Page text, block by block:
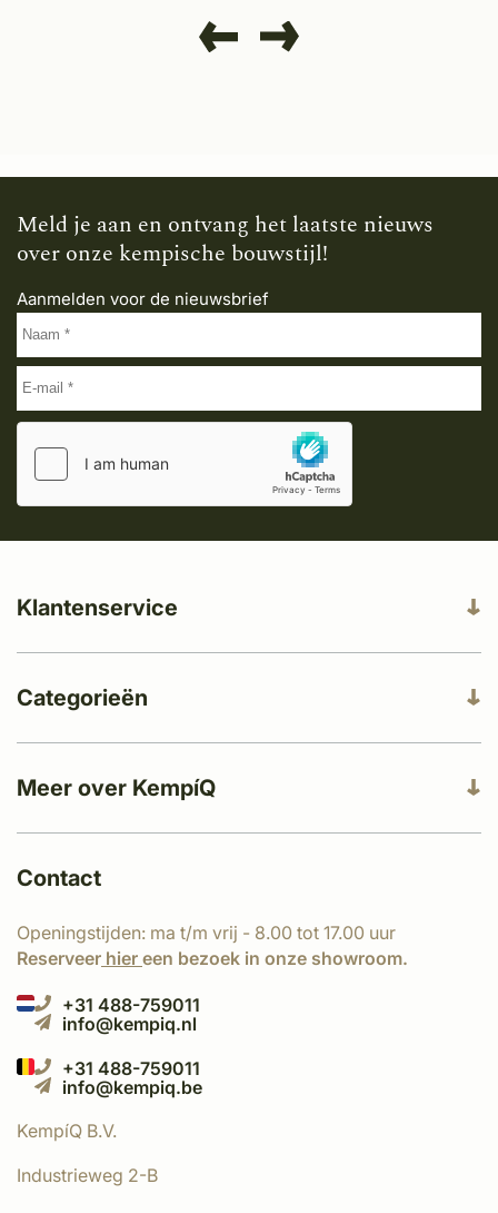
Meld je aan en ontvang het laatste nieuws
over onze kempische bouwstijl!
Aanmelden voor de nieuwsbrief
Meer over KempíQ
Klantenservice
Categorieën
Contact
Openingstijden: ma t/m vrij - 8.00 tot 17.00 uur
Reserveer hier een bezoek in onze showroom.
+31 488-759011
info@kempiq.nl
+31 488-759011
info@kempiq.be
KempíQ B.V.
Industrieweg 2-B